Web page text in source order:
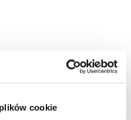
cookie
Akcesoria